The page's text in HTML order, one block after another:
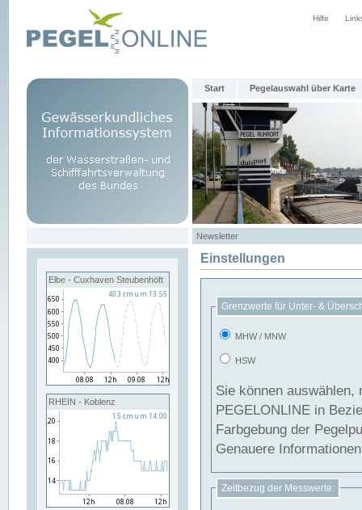
Hilfe
Start Pegelauswahl über Karte
Newsletter
Elbe - Cuxhaven Steubenhöft
RHEIN - Koblenz
Einstellungen
Grenzwerte für Unter- &
MHW / MNW
HSW
Sie können
PEGELONLINE in Beziehung
Farbgebung der
Genauere
Zeitbezug der Messwerte: